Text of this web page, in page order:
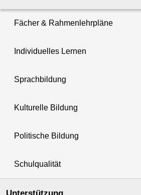
Fächer & Rahmenlehrpläne
Individuelles Lernen
Sprachbildung
Kulturelle Bildung
Politische Bildung
Schulqualität